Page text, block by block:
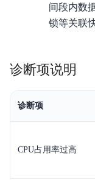
间段内数
锁等关联
诊断项说明
诊断项
CPU占用率过高